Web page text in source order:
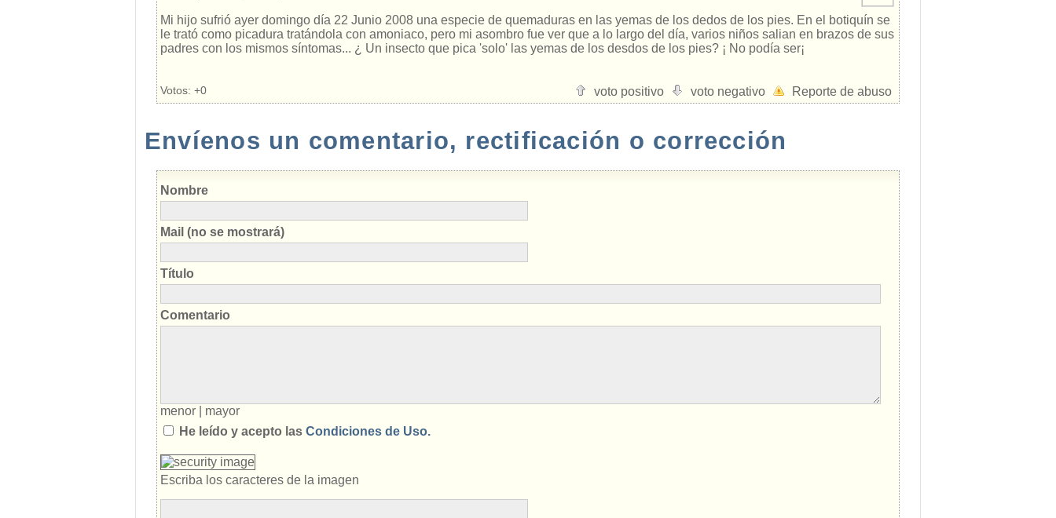
Mi hijo sufrió ayer domingo día 22 Junio 2008 una especie de quemaduras en las yemas de los dedos de los pies. En el botiquín se
le trató como picadura tratándola con amoniaco, pero mi asombro fue ver que a lo largo del día, varios niños salian en brazos de sus
padres con los mismos síntomas... ¿ Un insecto que pica 'solo' las yemas de los desdos de los pies? ¡ No podía ser¡
Reporte de abuso
voto negativo
voto positivo
Votos: +0
Envíenos un comentario, rectificación o corrección
Nombre
Mail (no se mostrará)
Título
Comentario
menor
mayor
He leído y acepto las Condiciones de Uso.
Escriba los caracteres de la imagen